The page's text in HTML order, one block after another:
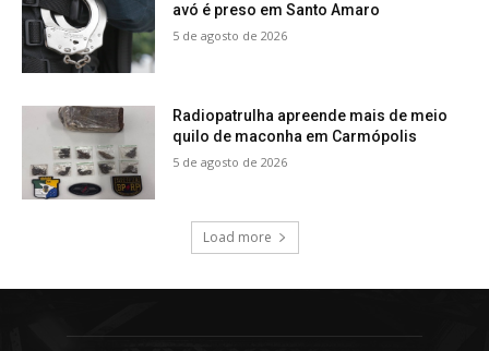
avó é preso em Santo Amaro
5 de agosto de 2026
Radiopatrulha apreende mais de meio
quilo de maconha em Carmópolis
5 de agosto de 2026
Load more